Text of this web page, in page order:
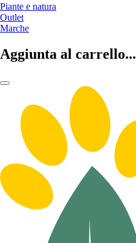
Piante e natura
Outlet
Marche
Aggiunta al carrello...